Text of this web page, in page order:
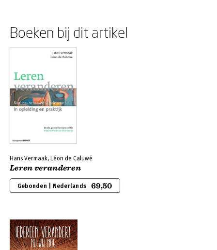
Boeken bij dit artikel
Hans Vermaak, Léon de Caluwé
Leren veranderen
Gebonden | Nederlands 69,50